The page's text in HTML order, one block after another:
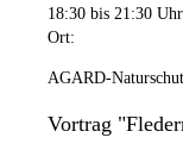
18:30 bis 21:30 Uhr
Ort:
AGARD-
Vortrag